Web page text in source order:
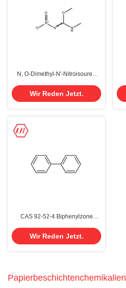
N, O-Dimethyl-N'-Nitroisourea
agrochemische Vermittler
Wir Reden Jetzt.
CAS 92-52-4 Biphenylzone
Wir Reden Jetzt.
Papierbeschichtenchemikalien